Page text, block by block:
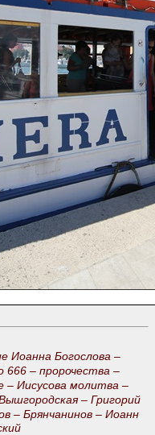
Иоанна Богослова –
666 – пророчества –
– Иисусова молитва –
– Григорий
– Брянчанинов – Иоанн